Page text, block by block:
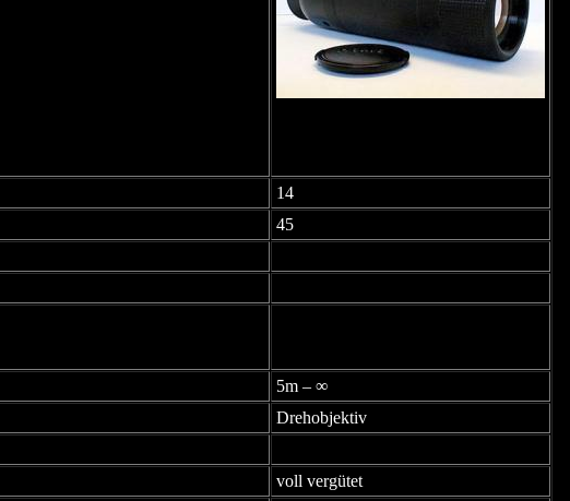
14
45
5m – ∞
Drehobjektiv
voll vergütet